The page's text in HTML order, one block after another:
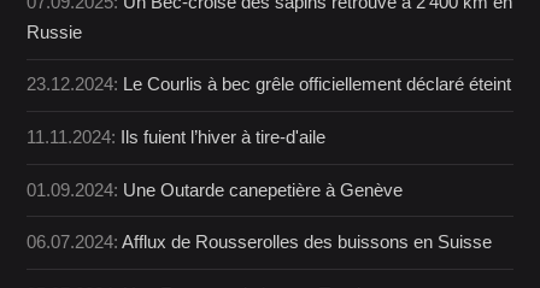
Russie
23.12.2024: Le Courlis à bec grêle officiellement déclaré éteint
11.11.2024: Ils fuient l’hiver à tire-d'aile
01.09.2024: Une Outarde canepetière à Genève
06.07.2024:Afflux de Rousserolles des buissons en Suisse